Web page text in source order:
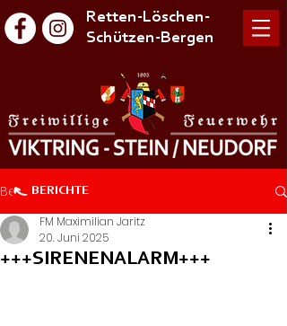
Retten-Löschen-
Schützen-Bergen
Beitrag
+++SIRENENALARM+++
FM Maximilian Jaritz
20. Juni 2025
BERICHTE